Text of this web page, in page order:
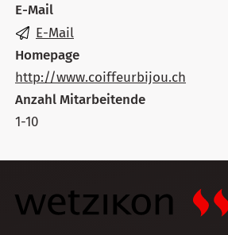
E-Mail
E-Mail
Homepage
http://www.coiffeurbijou.ch
Anzahl Mitarbeitende
1-10